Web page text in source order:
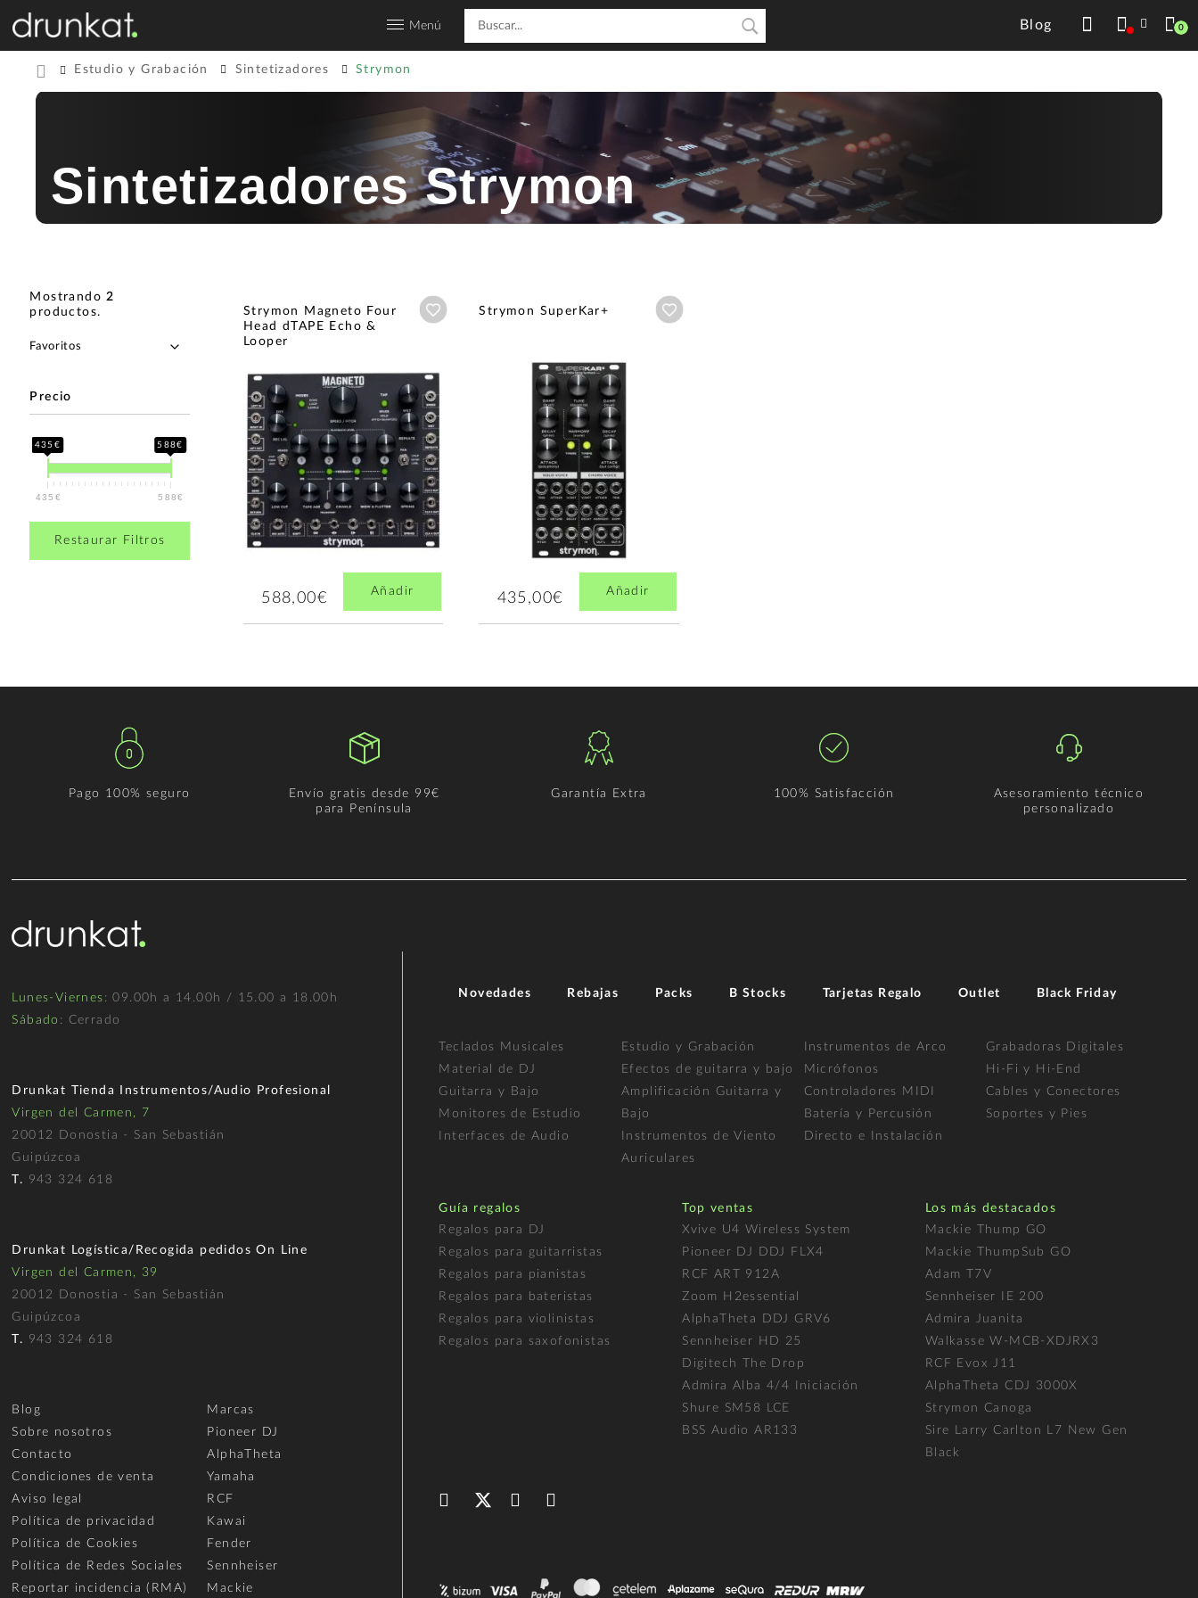
Menú Blog 0
Estudio y Grabación Sintetizadores Strymon
Sintetizadores Strymon
Mostrando2
productos.
Precio
435€ 588€
435€ 588€
Restaurar Filtros
Strymon Magneto Four
Head dTAPE Echo &
Looper
Añadir a wishlist
588,00€ Añadir
Strymon SuperKar+
435,00€ Añadir
Pago 100% seguro
Envío gratis desde 99€
para Península
Garantía Extra 100% Satisfacción
Asesoramiento técnico
personalizado
Lunes-Viernes : 09.00h a 14.00h / 15.00 a 18.00h
Sábado : Cerrado
Drunkat Tienda Instrumentos/Audio Profesional
Virgen del Carmen, 7
20012 Donostia - San Sebastián
Guipúzcoa
T. 943 324 618
Drunkat Logística/Recogida pedidos On Line
Virgen del Carmen, 39
20012 Donostia - San Sebastián
Guipúzcoa
T. 943 324 618
Blog
Sobre nosotros
Contacto
Condiciones de venta
Aviso legal
Política de privacidad
Política de Cookies
Política de Redes Sociales
Reportar incidencia (RMA)
Marcas
Pioneer DJ
AlphaTheta
Yamaha
RCF
Kawai
Fender
Sennheiser
Mackie
Novedades Rebajas Packs B Stocks Tarjetas Regalo Outlet Black Friday
Teclados Musicales
Material de DJ
Guitarra y Bajo
Monitores de Estudio
Interfaces de Audio
Estudio y Grabación
Efectos de guitarra y bajo
Amplificación Guitarra y
Bajo
Instrumentos de Viento
Auriculares
Instrumentos de Arco
Micrófonos
Controladores MIDI
Batería y Percusión
Directo e Instalación
Grabadoras Digitales
Hi-Fi y Hi-End
Cables y Conectores
Soportes y Pies
Guía regalos
Regalos para DJ
Regalos para guitarristas
Regalos para pianistas
Regalos para bateristas
Regalos para violinistas
Regalos para saxofonistas
Top ventas
Xvive U4 Wireless System
Pioneer DJ DDJ FLX4
RCF ART 912A
Zoom H2essential
AlphaTheta DDJ GRV6
Sennheiser HD 25
Digitech The Drop
Admira Alba 4/4 Iniciación
Shure SM58 LCE
BSS Audio AR133
Los más destacados
Mackie Thump GO
Mackie ThumpSub GO
Adam T7V
Sennheiser IE 200
Admira Juanita
Walkasse W-MCB-XDJRX3
RCF Evox J11
AlphaTheta CDJ 3000X
Strymon Canoga
Sire Larry Carlton L7 New Gen
Black